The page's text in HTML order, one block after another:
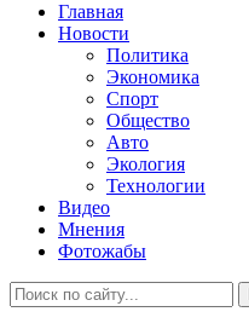
Главная
Новости
Политика
Экономика
Спорт
Общество
Авто
Экология
Технологии
Видео
Мнения
Фотожабы